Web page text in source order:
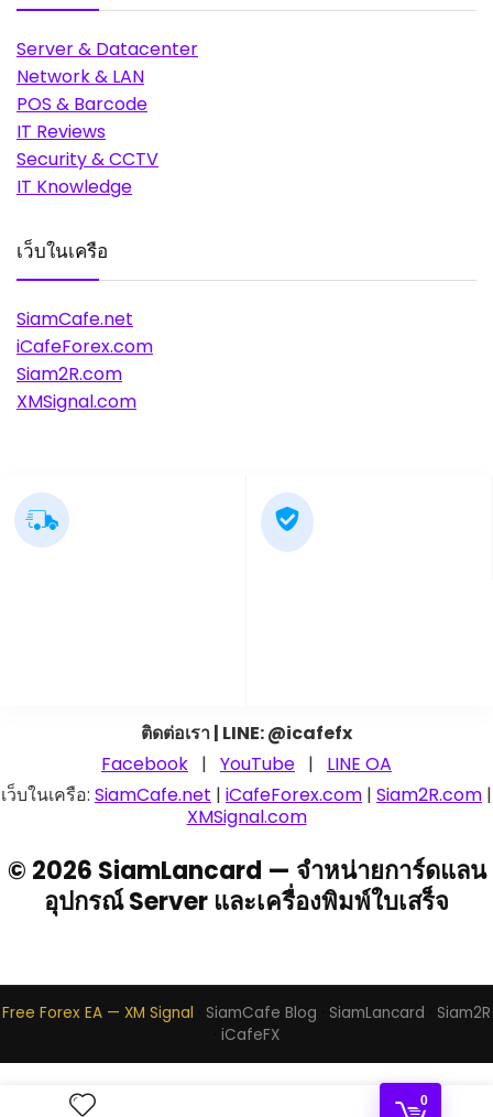
0
Server & Datacenter
Network & LAN
POS & Barcode
IT Reviews
Security & CCTV
IT Knowledge
เว็บในเครือ
SiamCafe.net
iCafeForex.com
Siam2R.com
XMSignal.com
ติดต่อเรา | LINE: @icafefx
Facebook | YouTube |
LINE OA
เว็บในเครือ: SiamCafe.net | iCafeForex.com | Siam2R.com |
XMSignal.com
© 2026 SiamLancard — จำหน่ายการ์ดแลน
อุปกรณ์ Server และเครื่องพิมพ์ใบเสร็จ
Free Forex EA — XM Signal SiamCafe Blog SiamLancard
Siam2R
iCafeFX